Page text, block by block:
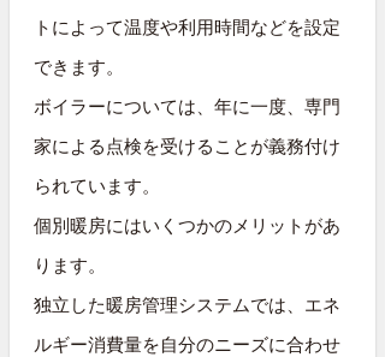
トによって温度や利用時間などを設定
できます。
ボイラーについては、年に一度、専門
家による点検を受けることが義務付け
られています。
個別暖房にはいくつかのメリットがあ
ります。
独立した暖房管理システムでは、エネ
ルギー消費量を自分のニーズに合わせ